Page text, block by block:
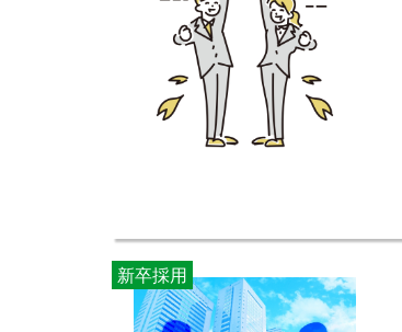
新卒採用